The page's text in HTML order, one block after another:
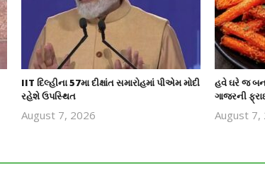
IIT દિલ્હીના 57મા દીક્ષાંત સમારોહમાં પીએમ મોદી
રહેશે ઉપસ્થિત
August 7, 2026
હવે ઘરે જ
ગાજરની
August 7,